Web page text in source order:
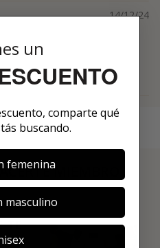
14/12/24
MIEMBRO
TE
un
comparte qué
buscando.
femenina
masculino